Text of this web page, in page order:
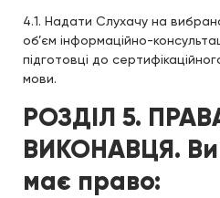
4.1. Надати Слухачу на
об’єм інформаційно-
підготовці до
мови.
РОЗДІЛ 5.
ВИКОНАВЦЯ.
має право: